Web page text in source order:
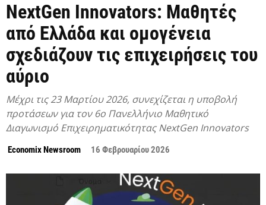
NextGen Innovators: Μαθητές
από Ελλάδα και ομογένεια
σχεδιάζουν τις επιχειρήσεις του
αύριο
Μέχρι τις 23 Μαρτίου 2026, συνεχίζεται η υποβολή
προτάσεων για τον 6ο Πανελλήνιο Μαθητικό
Διαγωνισμό Επιχειρηματικότητας NextGen Innovators
Economix Newsroom 16 Φεβρουαρίου 2026